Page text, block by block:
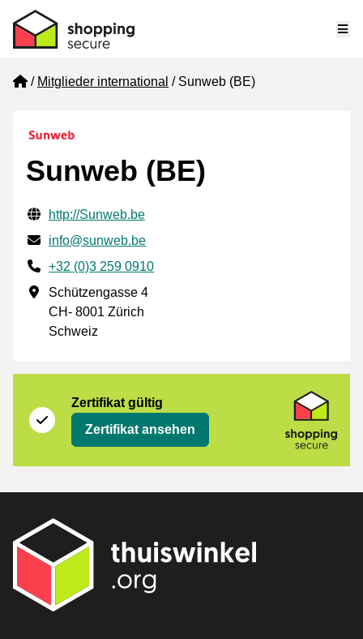
Home
Mitglieder international Sunweb (BE)
Sunweb (BE)
Geprüfte Kontaktinformationen
Website URL
http://Sunweb.be
E-mail
info@sunweb.be
Phone number
+32 (0)3 259 0910
Geschäftsadresse
Schützengasse 4
CH- 8001 Zürich
Schweiz
Zertifikat gültig
Zertifikat ansehen